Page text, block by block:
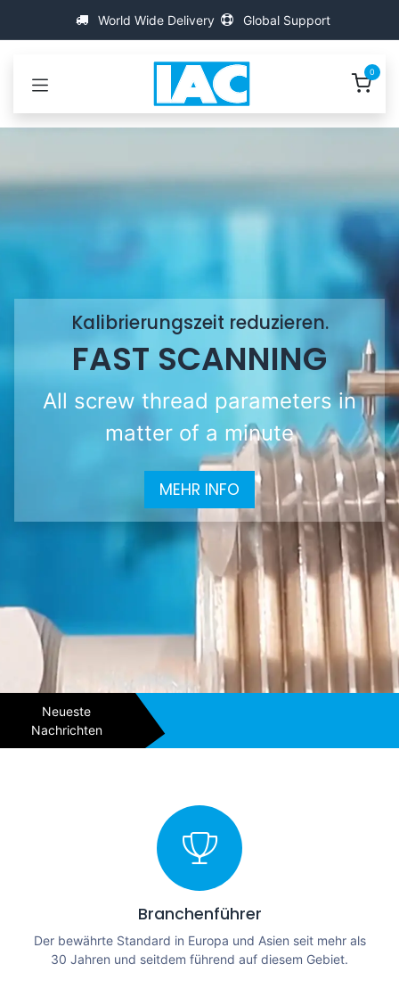
World Wide Delivery Global Support
0
Kalibrierungszeit reduzieren.
FAST SCANNING
All screw thread parameters in
matter of a minute
MEHR INFO
Neueste
Nachrichten
Branchenführer
Der bewährte Standard in Europa und Asien seit mehr als
30 Jahren und seitdem führend auf diesem Gebiet.